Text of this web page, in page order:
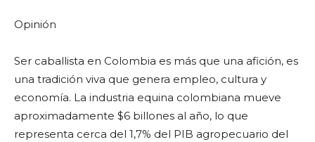
Opinión
Ser caballista en Colombia es más que una afición, es
una tradición viva que genera empleo, cultura y
economía. La industria equina colombiana mueve
aproximadamente $6 billones al año, lo que
representa cerca del 1,7% del PIB agropecuario del